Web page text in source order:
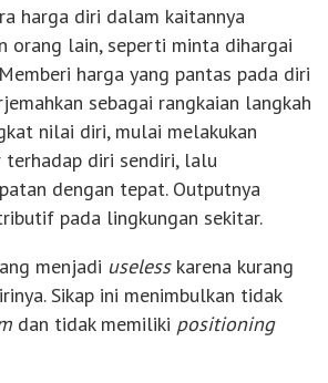
harga diri dalam kaitannya
orang lain, seperti minta dihargai
harga yang pantas pada diri
sebagai rangkaian langkah
nilai diri, mulai melakukan
terhadap diri sendiri, lalu
dengan tepat. Outputnya
pada lingkungan sekitar.
menjadi uselesskarena kurang
Sikap ini menimbulkan tidak
dan tidak memiliki positioning